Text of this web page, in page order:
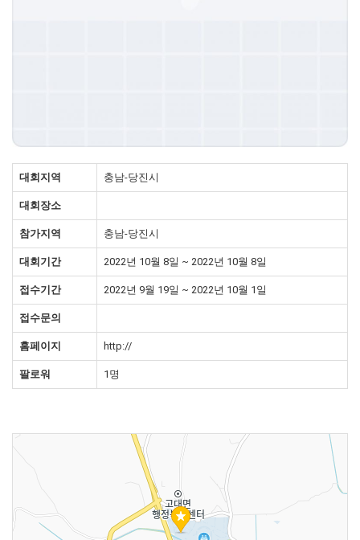
대회지역 충남-당진시
대회장소
참가지역 충남-당진시
대회기간 2022년 10월 8일 ~ 2022년 10월 8일
접수기간 2022년 9월 19일 ~ 2022년 10월 1일
접수문의
홈페이지 http://
팔로워 1명